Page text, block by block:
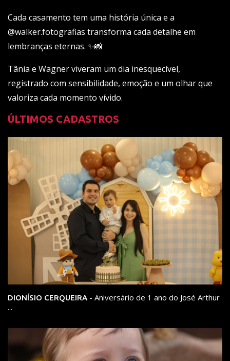
Cada casamento tem uma história única e a
@walker.fotografias transforma cada detalhe em
lembranças eternas. ✨📸
Tânia e Wagner viveram um dia inesquecível,
registrado com sensibilidade, emoção e um olhar que
valoriza cada momento vívido.
ÚLTIMOS CADASTROS
DIONÍSIO CERQUEIRA - Aniversário de 1 ano do José Arthur
...